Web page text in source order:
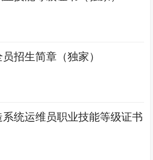
招生简章（独家）
系统运维员职业技能等级证书